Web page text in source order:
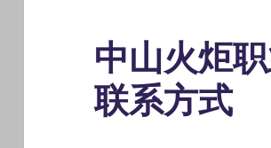
中山火炬
联系方式